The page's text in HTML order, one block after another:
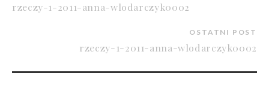
rzeczy-1-2011-anna-wlodarczyk0002
OSTATNI POST
rzeczy-1-2011-anna-wlodarczyk0002